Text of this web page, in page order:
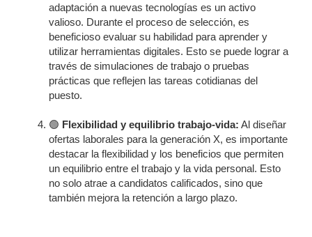
adaptación a nuevas tecnologías es un activo
valioso. Durante el proceso de selección, es
beneficioso evaluar su habilidad para aprender y
utilizar herramientas digitales. Esto se puede lograr a
través de simulaciones de trabajo o pruebas
prácticas que reflejen las tareas cotidianas del
puesto.
🟢 Flexibilidad y equilibrio trabajo-vida: Al diseñar
ofertas laborales para la generación X, es importante
destacar la flexibilidad y los beneficios que permiten
un equilibrio entre el trabajo y la vida personal. Esto
no solo atrae a candidatos calificados, sino que
también mejora la retención a largo plazo.